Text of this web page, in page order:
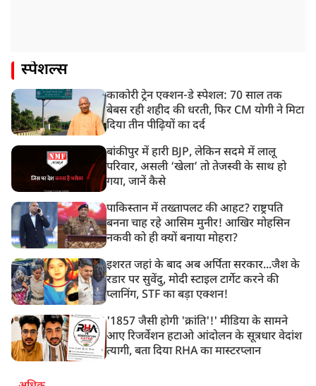
स्पेशल्स
काकोरी ट्रेन एक्शन-डे स्पेशल: 70 साल तक
बेबस रही शहीद की धरती, फिर CM योगी ने मिटा
दिया तीन पीढ़ियों का दर्द
बांकीपुर में हारी BJP, लेकिन सदमे में लालू
परिवार, असली ‘खेला’ तो तेजस्वी के साथ हो
गया, जानें कैसे
पाकिस्तान में तख्तापलट की आहट? राष्ट्रपति
बनना चाह रहे आसिम मुनीर! आखिर मोहसिन
नकवी को ही क्यों बनाया मोहरा?
इशरत जहां के बाद अब अर्पिता सरकार...जैश के
रडार पर सुवेंदु, मोदी स्टाइल टार्गेट करने की
प्लानिंग, STF का बड़ा एक्शन!
'1857 जैसी होगी 'क्रांति'!' मीडिया के सामने
आए रिजर्वेशन हटाओ आंदोलन के सूत्रधार वेदांश
त्यागी, बता दिया RHA का मास्टरप्लान